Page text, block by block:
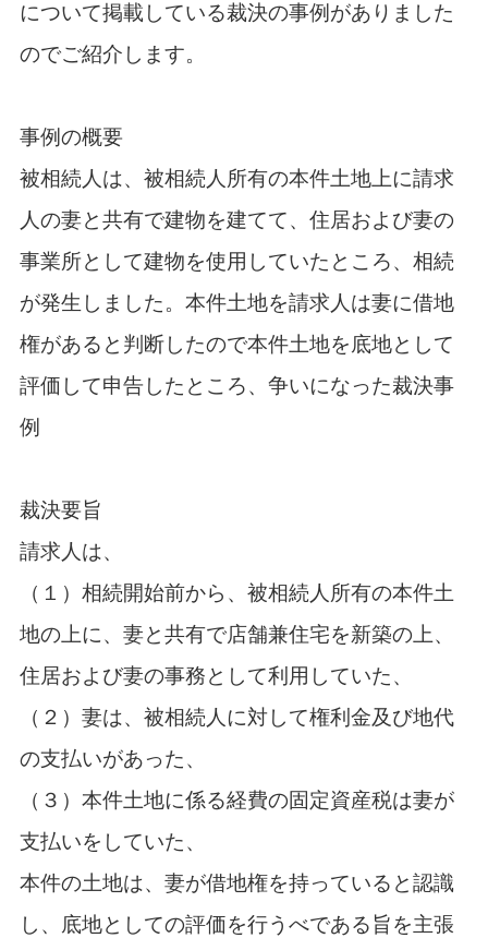
について掲載している裁決の事例がありました
のでご紹介します。
事例の概要
被相続人は、被相続人所有の本件土地上に請求
人の妻と共有で建物を建てて、住居および妻の
事業所として建物を使用していたところ、相続
が発生しました。本件土地を請求人は妻に借地
権があると判断したので本件土地を底地として
評価して申告したところ、争いになった裁決事
例
裁決要旨
請求人は、
（１）相続開始前から、被相続人所有の本件土
地の上に、妻と共有で店舗兼住宅を新築の上、
住居および妻の事務として利用していた、
（２）妻は、被相続人に対して権利金及び地代
の支払いがあった、
（３）本件土地に係る経費の固定資産税は妻が
支払いをしていた、
本件の土地は、妻が借地権を持っていると認識
し、底地としての評価を行うべである旨を主張